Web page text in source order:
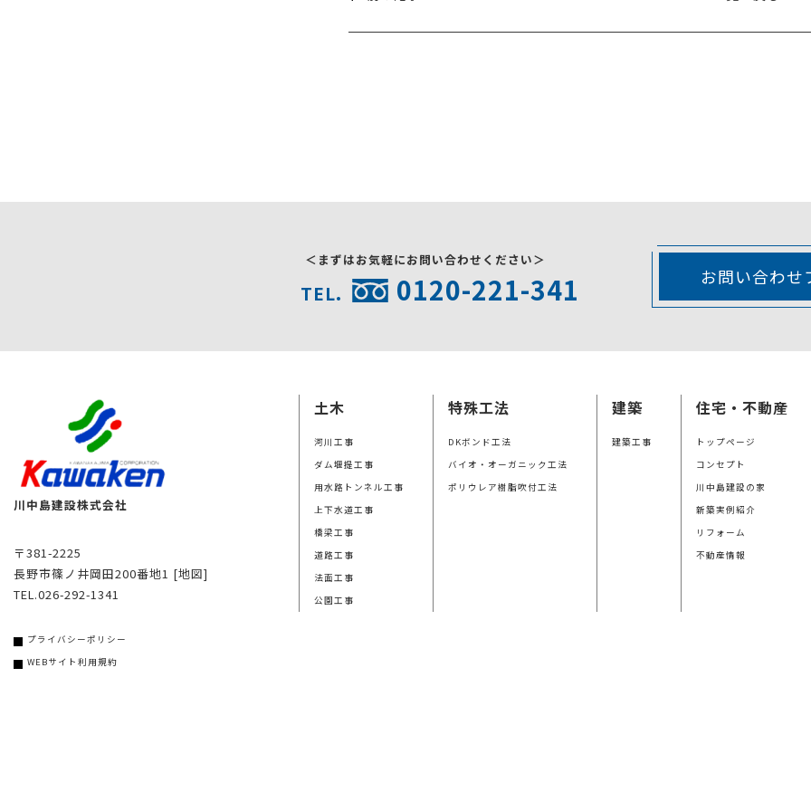
＜まずはお気軽にお問い合わせください＞
TEL. 0120-221-341 お問い合わせ
川中島建設株式会社
〒381-2225
長野市篠ノ井岡田200番地1 [地図]
TEL.026-292-1341
プライバシーポリシー
WEBサイト利用規約
土木
河川工事
ダム堰提工事
用水路トンネル工事
上下水道工事
橋梁工事
道路工事
法面工事
公園工事
特殊工法
DKボンド工法
バイオ・オーガニック工法
ポリウレア樹脂吹付工法
建築
建築工事
住宅・不動産
トップページ
コンセプト
川中島建設の家
新築実例紹介
リフォーム
不動産情報